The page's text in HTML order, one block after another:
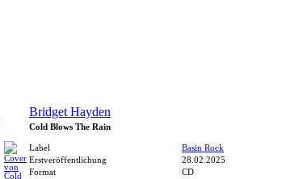
Bridget Hayden
Cold Blows The Rain
Label
Basin Rock
Erstveröffentlichung
28.02.2025
Format
CD